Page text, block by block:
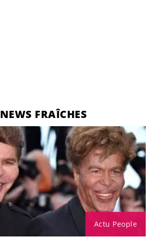
NEWS FRAÎCHES
Actu People